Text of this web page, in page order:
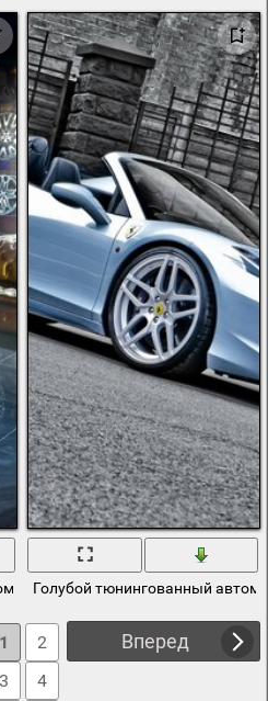
гараже
Голубой тюнингованный
Вперед
1
2
3
4